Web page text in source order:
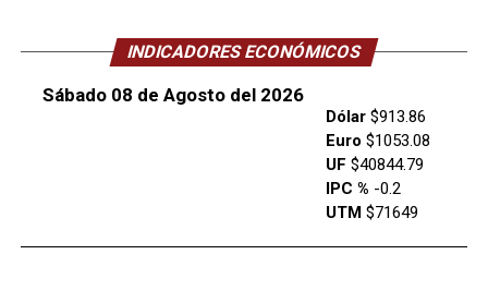
INDICADORES ECONÓMICOS
Sábado 08 de Agosto del 2026
Dólar$913.86
Euro $1053.08
UF $40844.79
IPC % -0.2
UTM$71649